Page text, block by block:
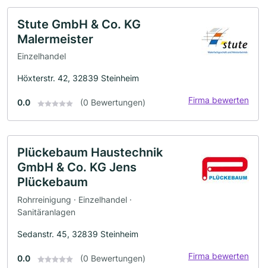
Stute GmbH & Co. KG
Malermeister
Einzelhandel
Höxterstr. 42, 32839 Steinheim
0.0 (0 Bewertungen) Firma bewerten
Plückebaum Haustechnik
GmbH & Co. KG Jens
Plückebaum
Rohrreinigung · Einzelhandel ·
Sanitäranlagen
Sedanstr. 45, 32839 Steinheim
0.0 (0 Bewertungen) Firma bewerten